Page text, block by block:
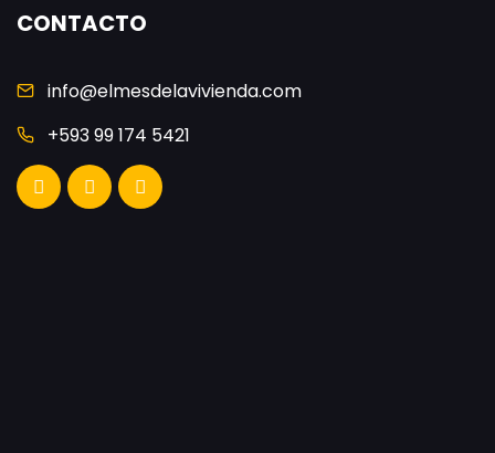
CONTACTO
info@elmesdelavivienda.com
+593 99 174 5421